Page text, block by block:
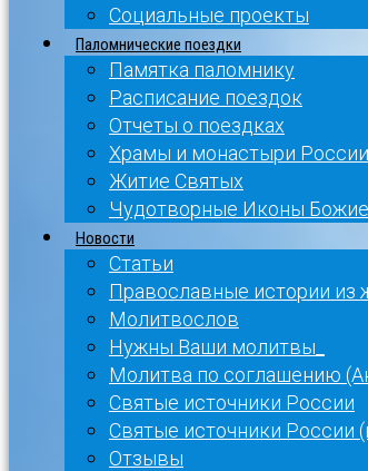
Социальные проекты
Паломнические поездки
Памятка паломнику
Расписание поездок
Отчеты о поездках
Храмы и монастыри России
Житие Святых
Чудотворные Иконы
Новости
Статьи
Православные истории из
Молитвослов
Нужны Ваши молитвы_
Молитва по соглашению
Святые источники России
Святые источники России
Отзывы